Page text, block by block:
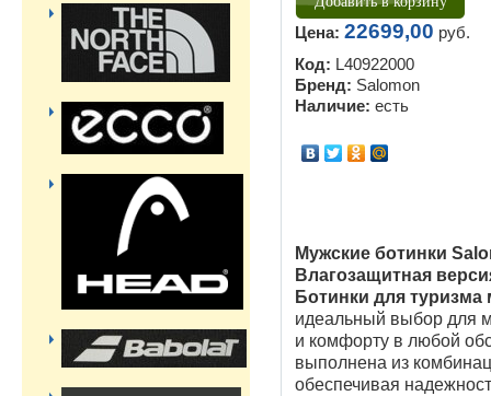
Цена: 22699,00 руб.
Код: L40922000
Бренд: Salomon
Наличие: есть
Мужские ботинки
Влагозащитная
Ботинки для
идеальный выбор для
и комфорту в любой
выполнена из
обеспечивая